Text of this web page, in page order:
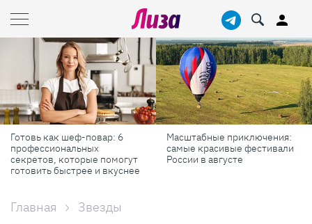
Масштабные приключения:
самые красивые фестивали
России в августе
Продукты против
реально работает для
красоты и здоровья
Главная Звезды